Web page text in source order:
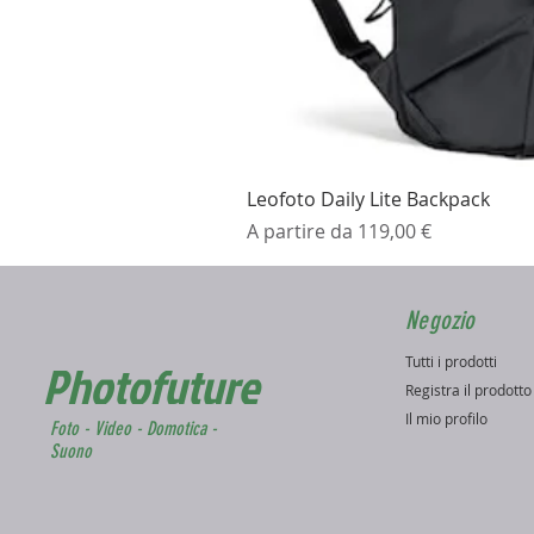
Leofoto Daily Lite Backpack
A partire da 119,00 €
Prezzo scontato
Photofuture
Foto - Video - Domotica -
Suono
Negozio
Tutti i prodotti
Registra il prodotto
Il mio profilo